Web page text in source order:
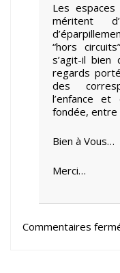
Les
méritent
“hors
s’agit-il bien
regards
des
l’enfance
fondée, entre
Bien à Vous…
Merci…
Commentaires